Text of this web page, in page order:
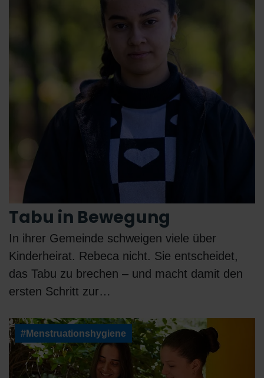
Tabu in Bewegung
In ihrer Gemeinde schweigen viele über
Kinderheirat. Rebeca nicht. Sie entscheidet,
das Tabu zu brechen – und macht damit den
ersten Schritt zur…
#Menstruationshygiene